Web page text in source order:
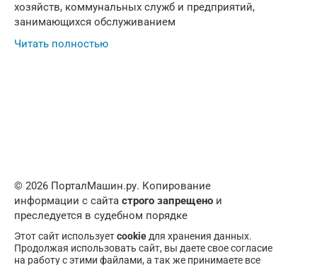
хозяйств, коммунальных служб и предприятий,
занимающихся обслуживанием
Читать полностью
© 2026 ПорталМашин.ру. Копирование
информации с сайта строго запрещено и
преследуется в судебном порядке
Этот сайт используетcookieдля хранения данных.
Продолжая использовать сайт, вы даете свое согласие
на работу с этими файлами, а так же принимаете все